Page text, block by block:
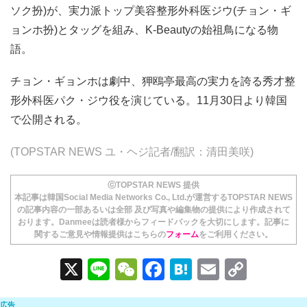
ソク扮)が、実力派トップ美容整形外科医ジウ(チョン・ギ
ョンホ扮)とタッグを組み、K-Beautyの始祖鳥になる物
語。
チョン・ギョンホは劇中、狎鴎亭最高の実力を誇る秀才整
形外科医パク・ジウ役を演じている。11月30日より韓国
で公開される。
(TOPSTAR NEWS ユ・ヘジ記者/翻訳：清田美咲)
ⓒTOPSTAR NEWS 提供
本記事は韓国Social Media Networks Co., Ltd.が運営するTOPSTAR NEWS
の記事内容の一部あるいは全部 及び写真や編集物の提供により作成されて
おります。Danmeeは読者様からフィードバックを大切にします。記事に
関するご意見や情報提供はこちらのフォームをご利用ください。
X
Li
n
W
e
F
a
H
at
E
m o